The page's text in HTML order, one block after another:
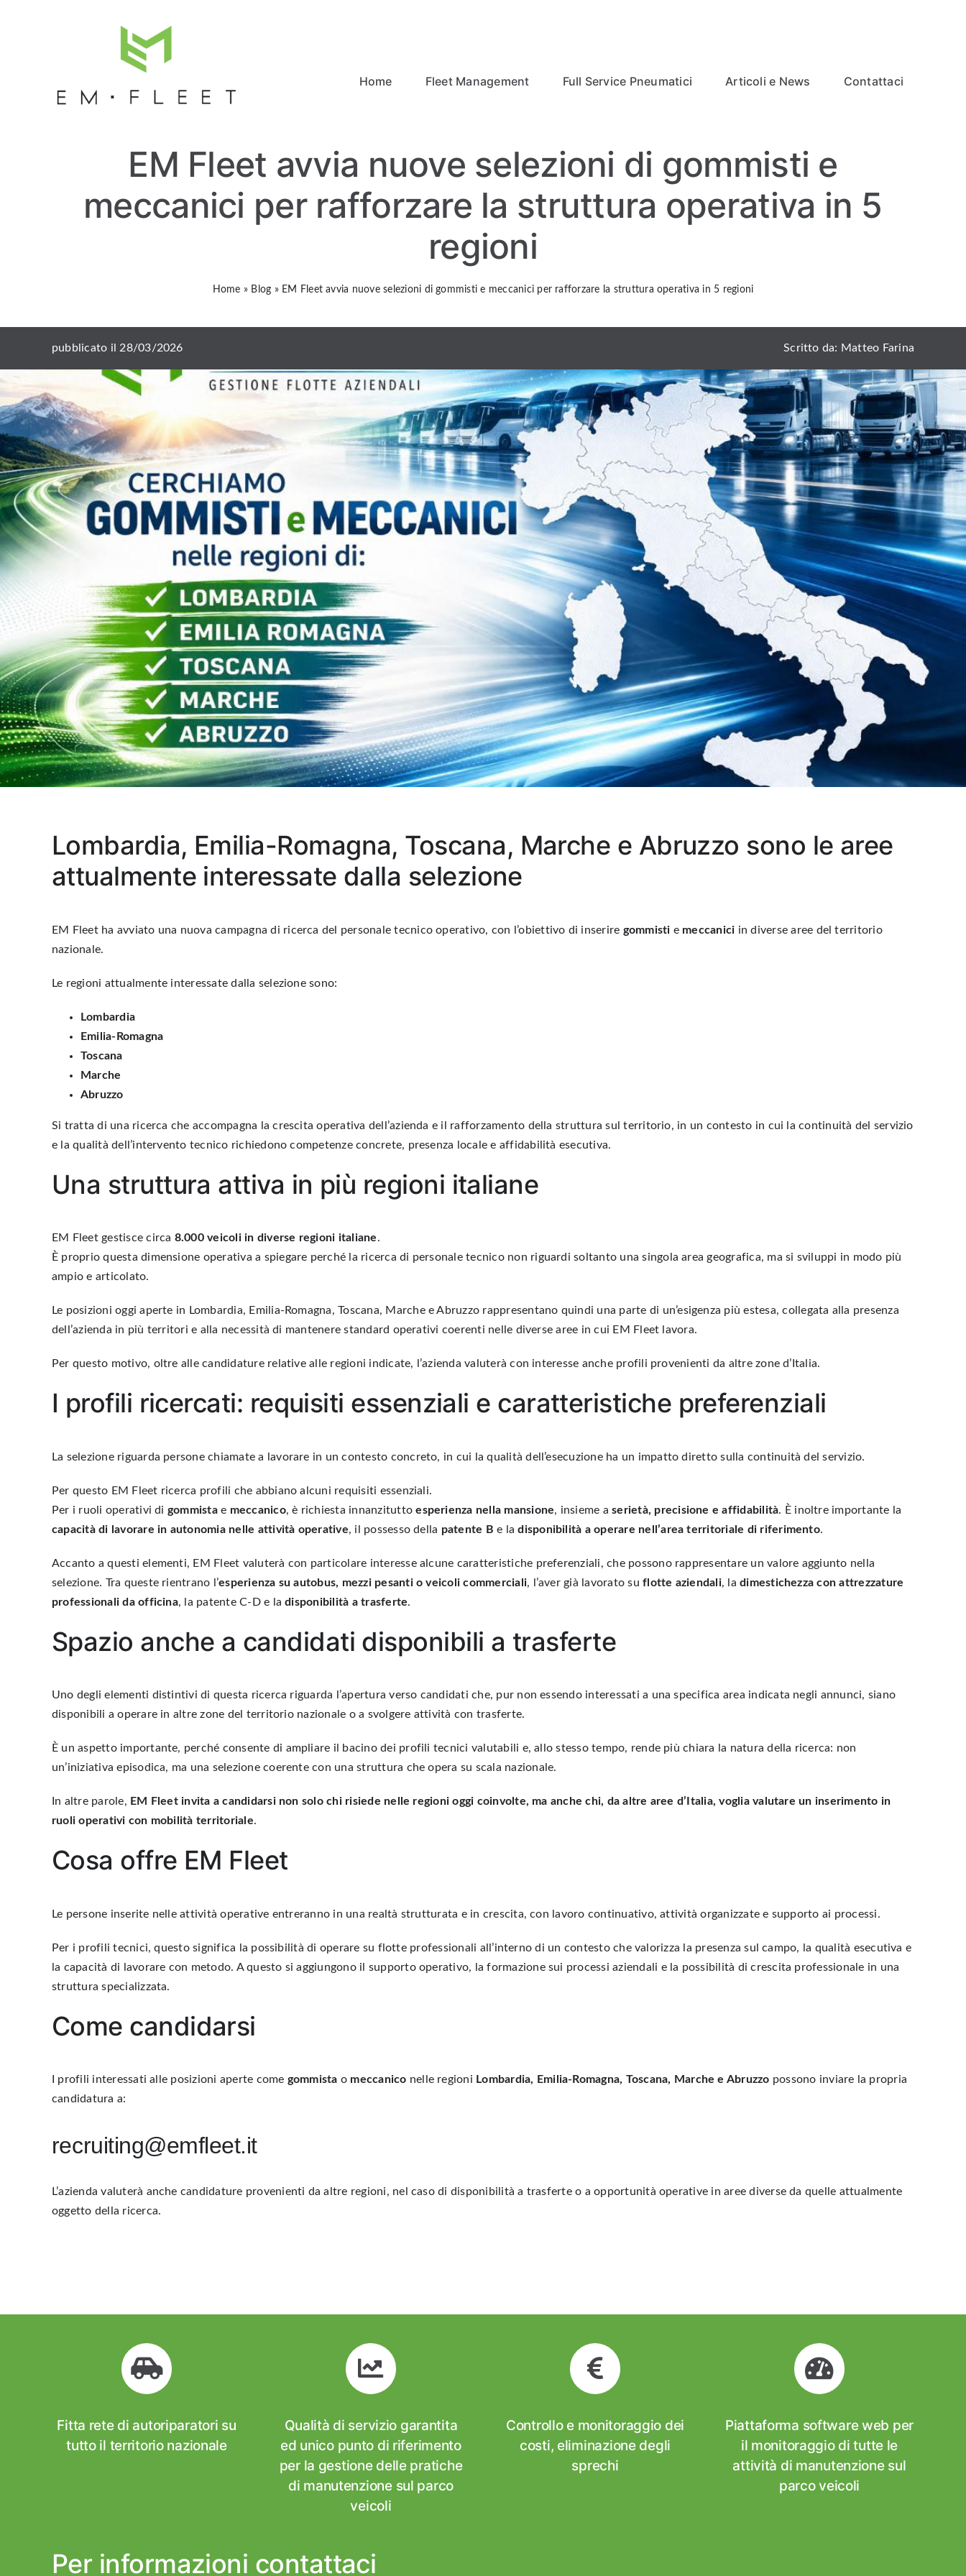
Home Fleet Management Full Service Pneumatici Articoli e News Contattaci
EM Fleet avvia nuove selezioni di gommisti e
meccanici per rafforzare la struttura operativa in 5
regioni
Home » Blog » EM Fleet avvia nuove selezioni di gommisti e meccanici per rafforzare la struttura operativa in 5 regioni
pubblicato il 28/03/2026 Scritto da: Matteo Farina
Lombardia, Emilia-Romagna, Toscana, Marche e Abruzzo sono le aree
attualmente interessate dalla selezione
EM Fleet ha avviato una nuova campagna di ricerca del personale tecnico operativo, con l’obiettivo di inserire gommisti e meccanici in diverse aree del territorio
nazionale.
Le regioni attualmente interessate dalla selezione sono:
Lombardia
Emilia-Romagna
Toscana
Marche
Abruzzo
Si tratta di una ricerca che accompagna la crescita operativa dell’azienda e il rafforzamento della struttura sul territorio, in un contesto in cui la continuità del servizio
e la qualità dell’intervento tecnico richiedono competenze concrete, presenza locale e affidabilità esecutiva.
Una struttura attiva in più regioni italiane
EM Fleet gestisce circa 8.000 veicoli in diverse regioni italiane.
È proprio questa dimensione operativa a spiegare perché la ricerca di personale tecnico non riguardi soltanto una singola area geografica, ma si sviluppi in modo più
ampio e articolato.
Le posizioni oggi aperte in Lombardia, Emilia-Romagna, Toscana, Marche e Abruzzo rappresentano quindi una parte di un’esigenza più estesa, collegata alla presenza
dell’azienda in più territori e alla necessità di mantenere standard operativi coerenti nelle diverse aree in cui EM Fleet lavora.
Per questo motivo, oltre alle candidature relative alle regioni indicate, l’azienda valuterà con interesse anche profili provenienti da altre zone d’Italia.
I profili ricercati: requisiti essenziali e caratteristiche preferenziali
La selezione riguarda persone chiamate a lavorare in un contesto concreto, in cui la qualità dell’esecuzione ha un impatto diretto sulla continuità del servizio.
Per questo EM Fleet ricerca profili che abbiano alcuni requisiti essenziali.
Per i ruoli operativi di gommistae meccanico, è richiesta innanzituttoesperienza nella mansione, insieme aserietà, precisione e affidabilità. È inoltre importante la
capacità di lavorare in autonomia nelle attività operative, il possesso della patente B e ladisponibilità a operare nell’area territoriale di riferimento.
Accanto a questi elementi, EM Fleet valuterà con particolare interesse alcune caratteristiche preferenziali, che possono rappresentare un valore aggiunto nella
selezione. Tra queste rientrano l’esperienza su autobus, mezzi pesanti o veicoli commerciali, l’aver già lavorato suflotte aziendali, ladimestichezza con attrezzature
professionali da officina, la patente C-D e ladisponibilità a trasferte.
Spazio anche a candidati disponibili a trasferte
Uno degli elementi distintivi di questa ricerca riguarda l’apertura verso candidati che, pur non essendo interessati a una specifica area indicata negli annunci, siano
disponibili a operare in altre zone del territorio nazionale o a svolgere attività con trasferte.
È un aspetto importante, perché consente di ampliare il bacino dei profili tecnici valutabili e, allo stesso tempo, rende più chiara la natura della ricerca: non
un’iniziativa episodica, ma una selezione coerente con una struttura che opera su scala nazionale.
In altre parole, EM Fleet invita a candidarsi non solo chi risiede nelle regioni oggi coinvolte, ma anche chi, da altre aree d’Italia, voglia valutare un inserimento in
ruoli operativi con mobilità territoriale.
Cosa offre EM Fleet
Le persone inserite nelle attività operative entreranno in una realtà strutturata e in crescita, con lavoro continuativo, attività organizzate e supporto ai processi.
Per i profili tecnici, questo significa la possibilità di operare su flotte professionali all’interno di un contesto che valorizza la presenza sul campo, la qualità esecutiva e
la capacità di lavorare con metodo. A questo si aggiungono il supporto operativo, la formazione sui processi aziendali e la possibilità di crescita professionale in una
struttura specializzata.
Come candidarsi
I profili interessati alle posizioni aperte come gommista o meccanico nelle regioni Lombardia, Emilia-Romagna, Toscana, Marche e Abruzzo possono inviare la propria
candidatura a:
recruiting@emfleet.it
L’azienda valuterà anche candidature provenienti da altre regioni, nel caso di disponibilità a trasferte o a opportunità operative in aree diverse da quelle attualmente
oggetto della ricerca.
Fitta rete di autoriparatori su
tutto il territorio nazionale
Qualità di servizio garantita
ed unico punto di riferimento
per la gestione delle pratiche
di manutenzione sul parco
veicoli
Controllo e monitoraggio dei
costi, eliminazione degli
sprechi
Piattaforma software web per
il monitoraggio di tutte le
attività di manutenzione sul
parco veicoli
Per informazioni contattaci